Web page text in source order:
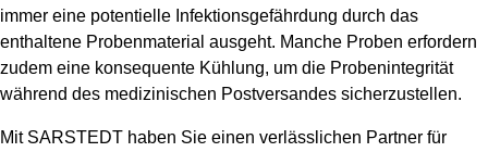
immer eine potentielle Infektionsgefährdung durch das
enthaltene Probenmaterial ausgeht. Manche Proben erfordern
zudem eine konsequente Kühlung, um die Probenintegrität
während des medizinischen Postversandes sicherzustellen.
Mit SARSTEDT haben Sie einen verlässlichen Partner für